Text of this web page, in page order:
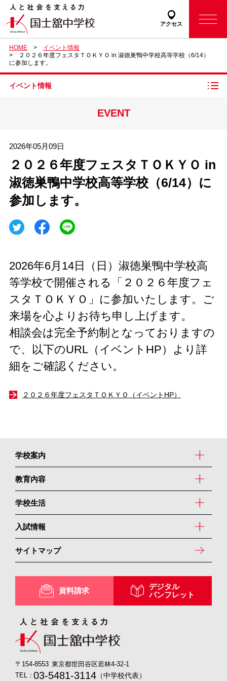
アクセス
HOME
イベント情報
２０２６年度フェスタＴＯＫＹＯ in 淑徳巣鴨中学校高等学校（6/14）
に参加します。
イベント情報
EVENT
2026年05月09日
２０２６年度フェスタＴＯＫＹＯ in
淑徳巣鴨中学校高等学校（6/14）に
参加します。
2026年6月14日（日）淑徳巣鴨中学校高
等学校で開催される「２０２６年度フェ
スタＴＯＫＹＯ」に参加いたします。ご
来場を心よりお待ち申し上げます。
相談会は完全予約制となっておりますの
で、以下のURL（イベントHP）より詳
細をご確認ください。
２０２６年度フェスタＴＯＫＹＯ（イベントHP）
〒154-8553 東京都世田谷区若林4-32-1
03-5481-3114 （中学校代表）
資料請求
デジタル
パンフレット
学校案内
教育内容
学校生活
入試情報
サイトマップ